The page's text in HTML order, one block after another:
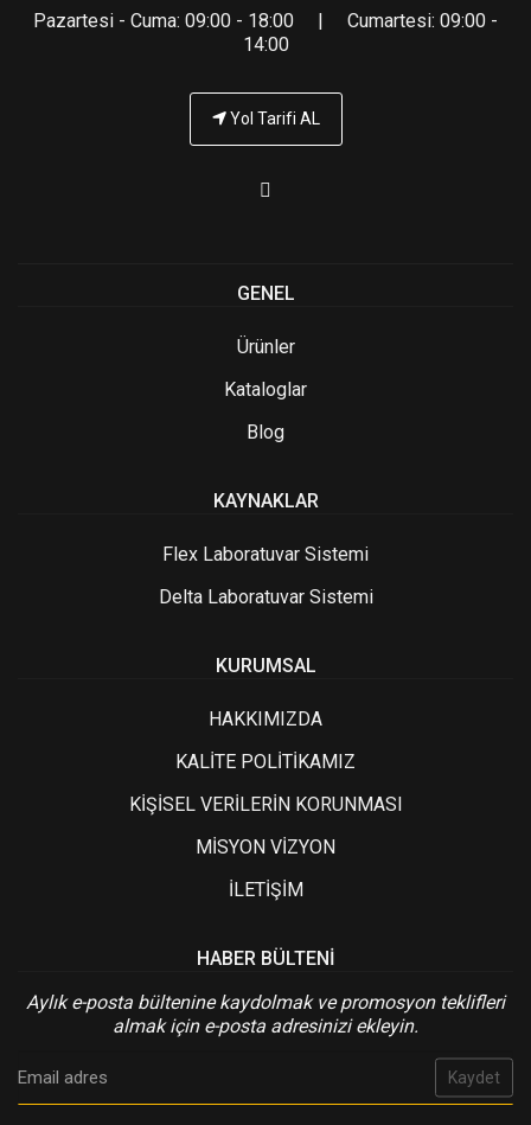
Pazartesi - Cuma: 09:00 - 18:00 | Cumartesi: 09:00 -
14:00
Yol Tarifi AL
GENEL
Ürünler
Kataloglar
Blog
KAYNAKLAR
Flex Laboratuvar Sistemi
Delta Laboratuvar Sistemi
KURUMSAL
HAKKIMIZDA
KALİTE POLİTİKAMIZ
KİŞİSEL VERİLERİN KORUNMASI
MİSYON VİZYON
İLETİŞİM
HABER BÜLTENI
Aylık e-posta bültenine kaydolmak ve promosyon teklifleri
almak için e-posta adresinizi ekleyin.
Kaydet